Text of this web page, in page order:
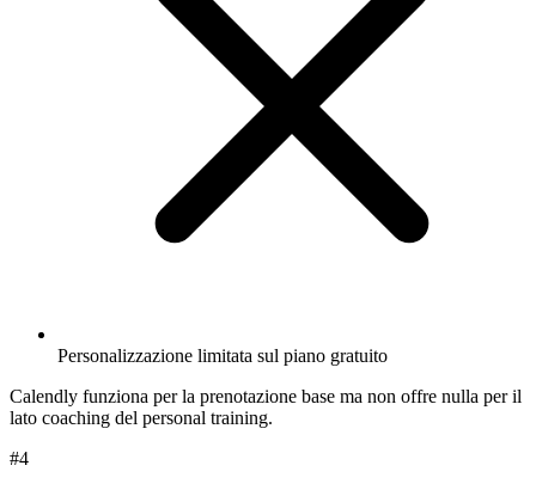
Personalizzazione limitata sul piano gratuito
Calendly funziona per la prenotazione base ma non offre nulla per il
lato coaching del personal training.
#4